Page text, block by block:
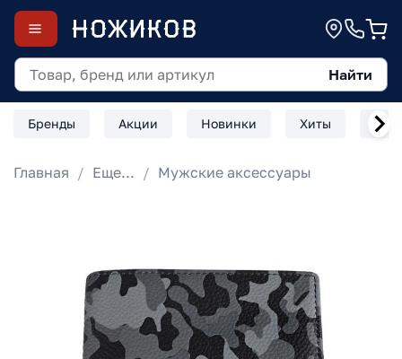
Найти
Бренды Акции Новинки Хиты
Главная Еще... Мужские аксессуары